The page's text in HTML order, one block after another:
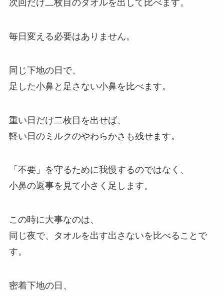
次回だけ二枚目のタオルを出して比べます。
毎日変える必要はありません。
同じ下地の日で、
足した小鼻と足さない小鼻を比べます。
重い日だけ二枚目を出せば、
軽い日のミルクのやわらかさも残せます。
「不要」を守るために我慢するのではなく、
小鼻の返事を見て小さく足します。
この時に大事なのは、
同じ夜で、タオルを出す出さないを比べることで
す。
密着下地の日、